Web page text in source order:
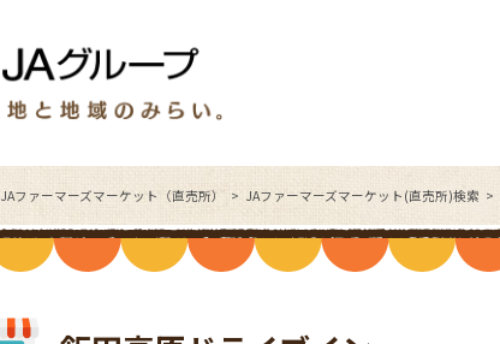
JAファーマーズマーケット（直売所） JAファーマーズマーケット(直売所)検索